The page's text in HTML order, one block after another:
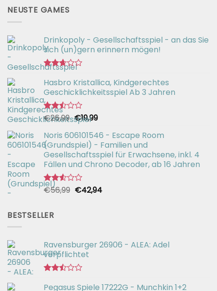
NEUSTE GAMES
Drinkopoly - Gesellschaftsspiel - an das Sie
sich (un)gern erinnern mögen!
Bewertet
mit
2.67
von 5
Hasbro Kristallica, Kindgerechtes
Geschicklichkeitsspiel Ab 3 Jahren
Bewertet
mit
2.49
von 5
€26,99 Ursprünglicher
Preis
war:
€26,99
€19,99Aktueller
ist:
€19,99.
Noris 606101546 - Escape Room
(Grundspiel) - Familien und
Gesellschaftsspiel für Erwachsene, inkl. 4
Fällen und Chrono Decoder, ab 16 Jahren
Bewertet
von 5
€56,99 Ursprünglicher
€42,94Aktueller
BESTSELLER
Ravensburger 26906 - ALEA: Adel
verpflichtet
mit
Pegasus Spiele 17222G - Munchkin 1+2